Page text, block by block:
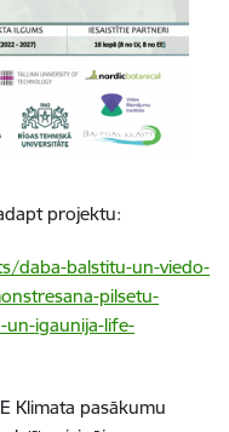
projektu:
daba-balstitu-un-viedo-
pilsetu-
un-igaunija-life-
Klimata pasākumu